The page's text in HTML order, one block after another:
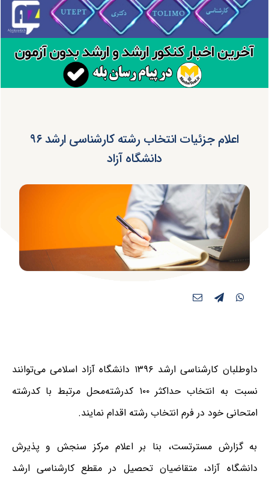
اعلام جزئیات انتخاب رشته کارشناسی ارشد ۹۶
دانشگاه آزاد
داوطلبان کارشناسی ارشد ۱۳۹۶ دانشگاه آزاد اسلامی می‌توانند
نسبت به انتخاب حداکثر ۱۰۰ کدرشته‌محل مرتبط با کدرشته
امتحانی خود در فرم انتخاب رشته اقدام نمایند.
به گزارش مسترتست، بنا بر اعلام مرکز سنجش و پذیرش
دانشگاه آزاد، متقاضیان تحصیل در مقطع کارشناسی ارشد